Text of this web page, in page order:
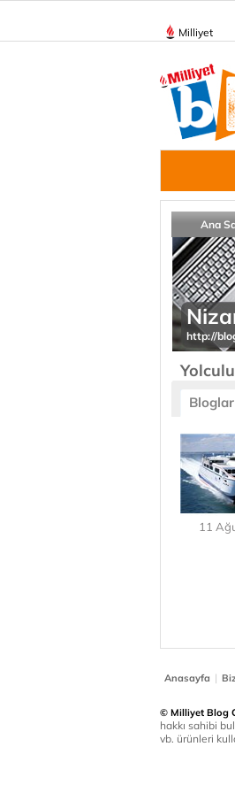
Milliyet
Ana
http://
Bloglar
11
Anasayfa |
© Milliyet Blog
hakkı sahibi
vb. ürünleri